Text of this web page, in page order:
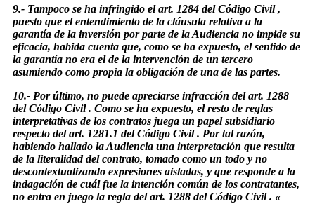
9.- Tampoco se ha infringido el art. 1284 del Código Civil ,
puesto que el entendimiento de la cláusula relativa a la
garantía de la inversión por parte de la Audiencia no impide su
eficacia, habida cuenta que, como se ha expuesto, el sentido de
la garantía no era el de la intervención de un tercero
asumiendo como propia la obligación de una de las partes.
10.- Por último, no puede apreciarse infracción del art. 1288
del Código Civil . Como se ha expuesto, el resto de reglas
interpretativas de los contratos juega un papel subsidiario
respecto del art. 1281.1 del Código Civil . Por tal razón,
habiendo hallado la Audiencia una interpretación que resulta
de la literalidad del contrato, tomado como un todo y no
descontextualizando expresiones aisladas, y que responde a la
indagación de cuál fue la intención común de los contratantes,
no entra en juego la regla del art. 1288 del Código Civil . «